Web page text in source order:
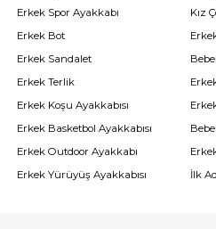
Erkek Spor Ayakkabı
Erkek Bot
Erkek Sandalet
Erkek Terlik
Erkek Koşu Ayakkabısı
Erkek Basketbol Ayakkabısı
Erkek Outdoor Ayakkabı
Erkek Yürüyüş Ayakkabısı
Kız
İlk